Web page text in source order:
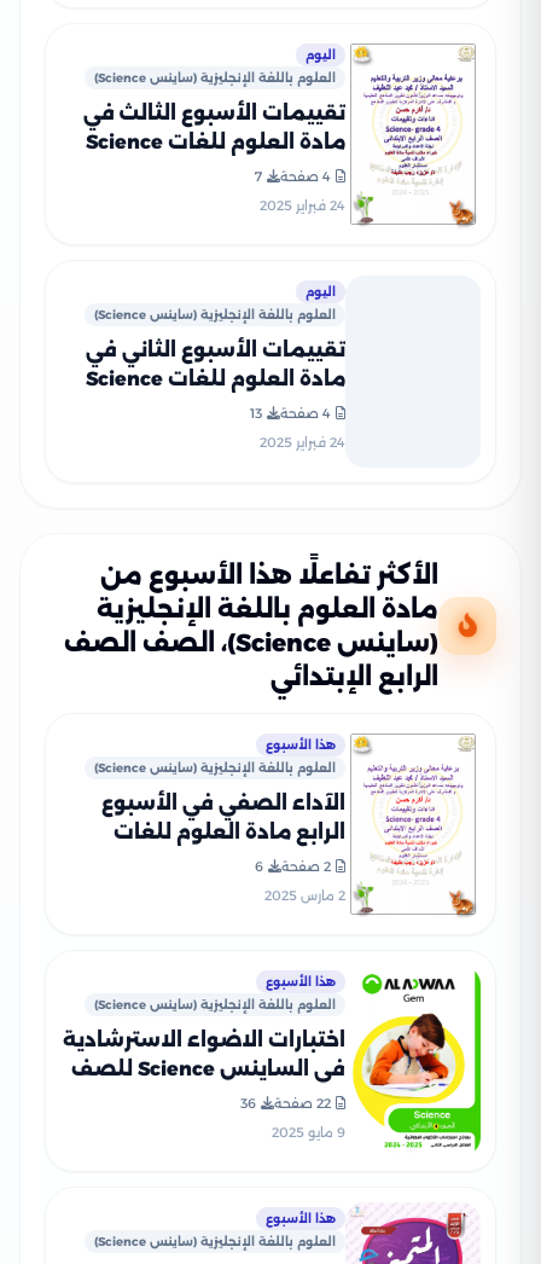
اليوم
العلوم باللغة الإنجليزية (ساينس Science)
تقييمات الأسبوع الثالث في
مادة العلوم للغات Science
للصف الرابع الإبتدائي الترم
الثاني 2025 بصيغة PDF
4 صفحة
7
24 فبراير 2025
اليوم
العلوم باللغة الإنجليزية (ساينس Science)
تقييمات الأسبوع الثاني في
مادة العلوم للغات Science
للصف الرابع الإبتدائي الترم
الثاني 2025 بصيغة PDF
4 صفحة
13
24 فبراير 2025
الأكثر تفاعلًا هذا الأسبوع من
مادة العلوم باللغة الإنجليزية
(ساينس Science)، الصف الصف
الرابع الإبتدائي
هذا الأسبوع
العلوم باللغة الإنجليزية (ساينس Science)
الآداء الصفي في الأسبوع
الرابع مادة العلوم للغات
Science للصف الرابع الإبتدائي
الترم الثاني 2025 بصيغة PDF
2 صفحة
6
2 مارس 2025
هذا الأسبوع
العلوم باللغة الإنجليزية (ساينس Science)
اختبارات الاضواء الاسترشادية
في الساينس Science للصف
الرابع الابتدائي الترم الثاني
2025 PDF بالاجابات
22 صفحة
36
9 مايو 2025
هذا الأسبوع
العلوم باللغة الإنجليزية (ساينس Science)